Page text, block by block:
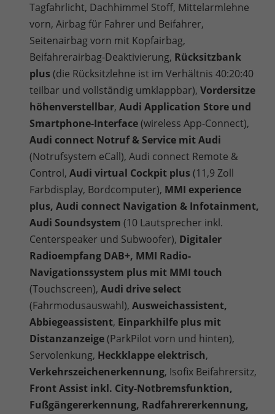
Tagfahrlicht, Dachhimmel Stoff, Mittelarmlehne
vorn, Airbag für Fahrer und Beifahrer,
Seitenairbag vorn mit Kopfairbag,
Beifahrerairbag-Deaktivierung, Rücksitzbank
plus (die Rücksitzlehne ist im Verhältnis 40:20:40
teilbar und vollständig umklappbar), Vordersitze
höhenverstellbar, Audi Application Store und
Smartphone-Interface(wireless App-Connect),
Audi connect Notruf & Service mit Audi
(Notrufsystem eCall), Audi connect Remote &
Control, Audi virtual Cockpit plus (11,9 Zoll
Farbdisplay, Bordcomputer), MMI experience
plus, Audi connect Navigation & Infotainment,
Audi Soundsystem (10 Lautsprecher inkl.
Centerspeaker und Subwoofer), Digitaler
Radioempfang DAB+, MMI Radio-
Navigationssystem plus mit MMI touch
(Touchscreen), Audi drive select
(Fahrmodusauswahl), Ausweichassistent,
Abbiegeassistent, Einparkhilfe plus mit
Distanzanzeige(ParkPilot vorn und hinten),
Servolenkung, Heckklappe elektrisch,
Verkehrszeichenerkennung, Isofix Beifahrersitz,
Front Assist inkl. City-Notbremsfunktion,
Fußgängererkennung, Radfahrererkennung,